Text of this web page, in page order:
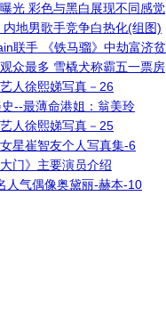
光 彩色与黑白展现不同感觉
地男歌手竞争白热化(组图)
联手 《铁马骝》中劫富济贫
观众最多 雪橇犬称霸五一票房
人徐熙娣写真－26
--最薄命港姐：翁美玲
人徐熙娣写真－25
星崔智友个人写真集-6
门》主要演员介绍
人气偶像奥黛丽-赫本-10